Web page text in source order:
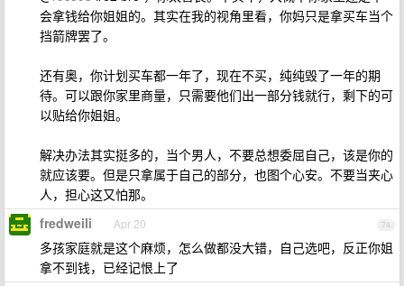
会拿钱给你姐姐的。其实在我的视角里看，你妈只是拿买车当个
挡箭牌罢了。
还有奥，你计划买车都一年了，现在不买，纯纯毁了一年的期
待。可以跟你家里商量，只需要他们出一部分钱就行，剩下的可
以贴给你姐姐。
解决办法其实挺多的，当个男人，不要总想委屈自己，该是你的
就应该要。但是只拿属于自己的部分，也图个心安。不要当夹心
人，担心这又怕那。
74
fredweili Apr 20
多孩家庭就是这个麻烦，怎么做都没大错，自己选吧，反正你姐
拿不到钱，已经记恨上了